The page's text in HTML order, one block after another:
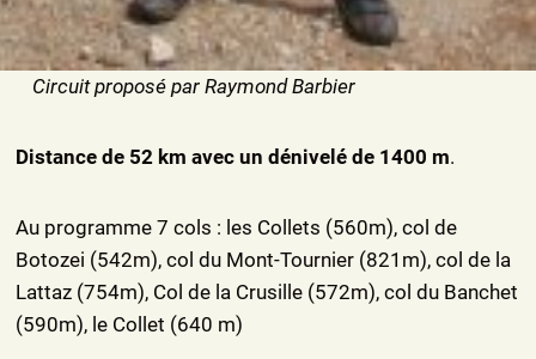
Circuit proposé par Raymond Barbier
Distance de 52 km avec un dénivelé de 1400 m.
Au programme 7 cols : les Collets (560m), col de
Botozei (542m), col du Mont-Tournier (821m), col de la
Lattaz (754m), Col de la Crusille (572m), col du Banchet
(590m), le Collet (640 m)